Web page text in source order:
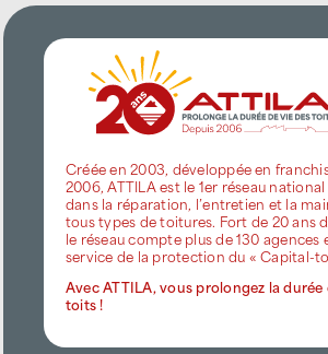
Créée en 2003, développée en
2006, ATTILA est le 1er réseau
dans la réparation, l’entretien et la
tous types de toitures. Fort de 20 ans
le réseau compte plus de 130 agences
service de la protection du « Capital-
Avec ATTILA, vous prolongez la durée
toits !